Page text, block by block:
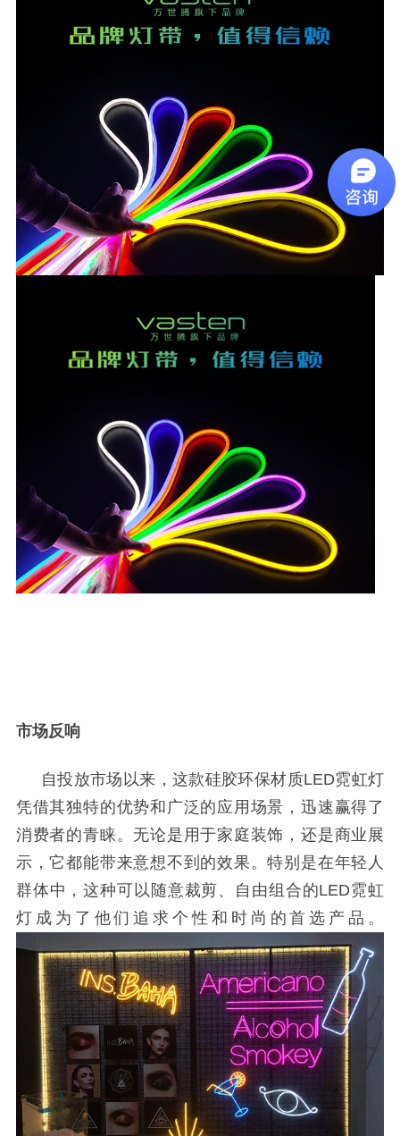
市场反响
自投放市场以来，这款硅胶环保材质LED霓虹灯
凭借其独特的优势和广泛的应用场景，迅速赢得了
消费者的青睐。无论是用于家庭装饰，还是商业展
示，它都能带来意想不到的效果。特别是在年轻人
群体中，这种可以随意裁剪、自由组合的LED霓虹
灯成为了他们追求个性和时尚的首选产品。